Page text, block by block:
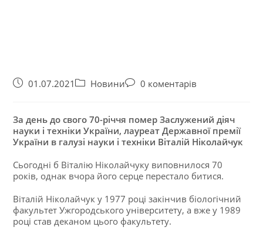
01.07.2021 Новини 0 коментарів
За день до свого 70-річчя помер Заслужений діяч
науки і техніки України, лауреат Державної премії
України в галузі науки і техніки Віталій Ніколайчук
Сьогодні б Віталію Ніколайчуку виповнилося 70
років, однак вчора його серце перестало битися.
Віталій Ніколайчук у 1977 році закінчив біологічний
факультет Ужгородського університету, а вже у 1989
році став деканом цього факультету.